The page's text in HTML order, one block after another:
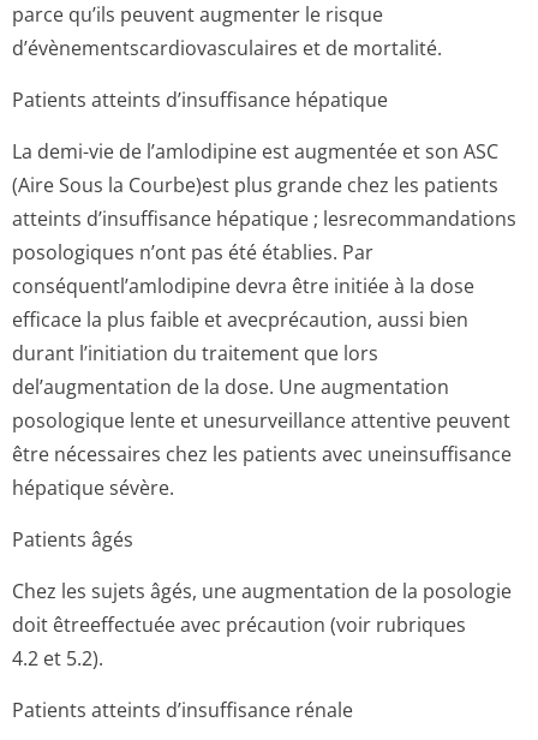
parce qu’ils peuvent augmenter le risque
d’évènementscar­diovasculaires et de mortalité.
Patients atteints d’insuffisance hépatique
La demi-vie de l’amlodipine est augmentée et son ASC
(Aire Sous la Courbe)est plus grande chez les patients
atteints d’insuffisance hépatique ; lesrecommandations
posologiques n’ont pas été établies. Par
conséquentl’am­lodipine devra être initiée à la dose
efficace la plus faible et avecprécaution, aussi bien
durant l’initiation du traitement que lors
del’augmentation de la dose. Une augmentation
posologique lente et unesurveillance attentive peuvent
être nécessaires chez les patients avec uneinsuffisance
hépatique sévère.
Patients âgés
Chez les sujets âgés, une augmentation de la posologie
doit êtreeffectuée avec précaution (voir rubriques
4.2 et 5.2).
Patients atteints d’insuffisance rénale